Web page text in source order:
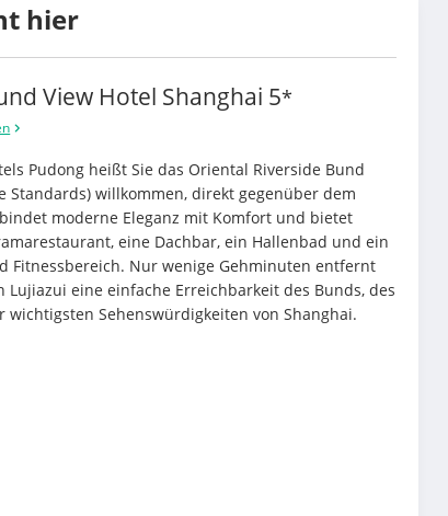
hier
View Hotel Shanghai 5*
Pudong heißt Sie das Oriental Riverside Bund
Standards) willkommen, direkt gegenüber dem
moderne Eleganz mit Komfort und bietet
eine Dachbar, ein Hallenbad und ein
Fitnessbereich. Nur wenige Gehminuten entfernt
Lujiazui eine einfache Erreichbarkeit des Bunds, des
wichtigsten Sehenswürdigkeiten von Shanghai.